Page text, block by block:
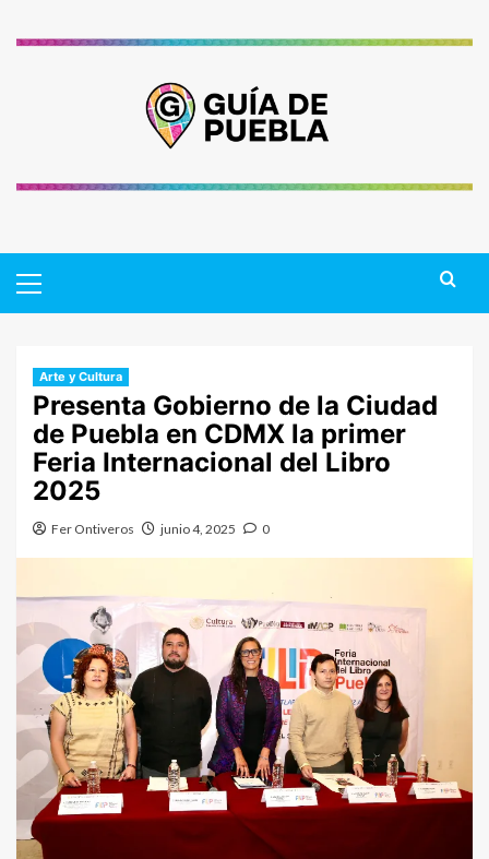
Menu
Arte y Cultura
Presenta Gobierno de la Ciudad
de Puebla en CDMX la primer
Feria Internacional del Libro
2025
Fer Ontiveros junio 4, 2025 0